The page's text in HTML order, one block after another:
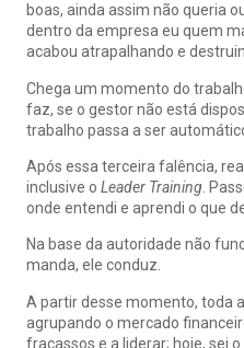
boas, ainda assim não queria
dentro da empresa eu quem
acabou atrapalhando e
Chega um momento do
faz, se o gestor não está
trabalho passa a ser
Após essa terceira falência,
inclusive o Leader Training .
onde entendi e aprendi o que
Na base da autoridade não
manda, ele conduz.
A partir desse momento, toda
agrupando o mercado
fracassos e a liderar; hoje, sei